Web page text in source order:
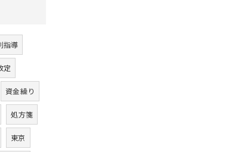
指導
定
資金繰り
処方箋
東京